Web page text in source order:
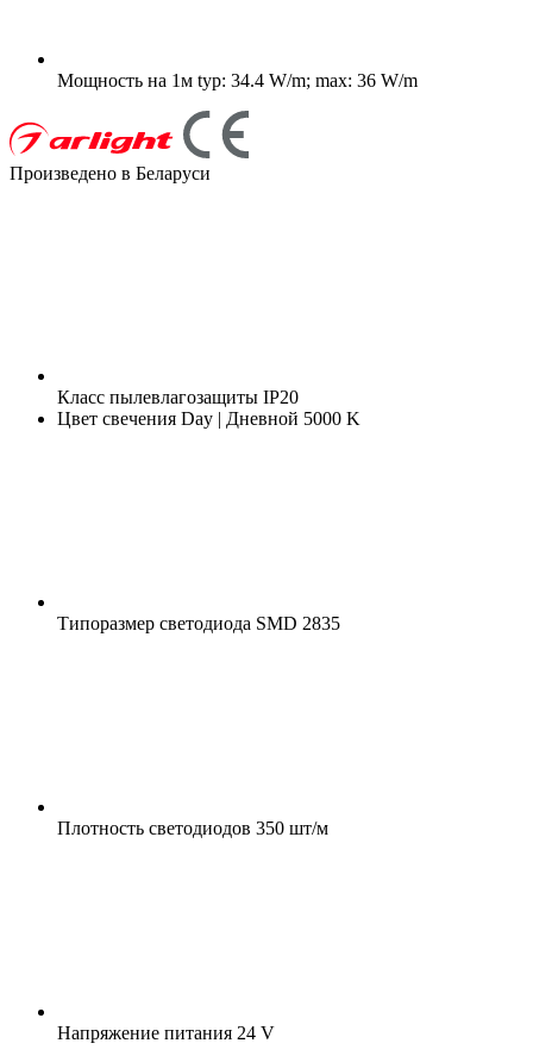
Мощность на 1м typ: 34.4 W/m; max: 36 W/m
Произведено в Беларуси
Класс пылевлагозащиты IP20
Цвет свечения Day | Дневной 5000 K
Типоразмер светодиода SMD 2835
Плотность светодиодов 350 шт/м
Напряжение питания 24 V